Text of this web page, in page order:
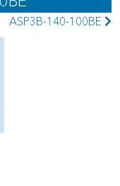
ASP3B-140-100BE